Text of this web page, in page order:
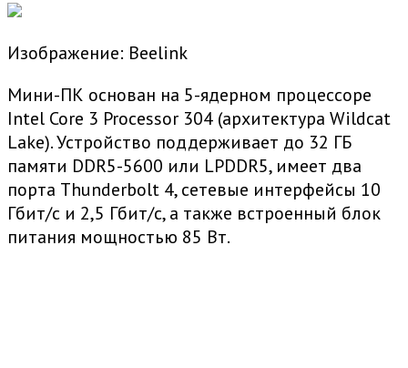
Изображение: Beelink
Мини-ПК основан на 5-ядерном процессоре
Intel Core 3 Processor 304 (архитектура Wildcat
Lake). Устройство поддерживает до 32 ГБ
памяти DDR5-5600 или LPDDR5, имеет два
порта Thunderbolt 4, сетевые интерфейсы 10
Гбит/с и 2,5 Гбит/с, а также встроенный блок
питания мощностью 85 Вт.